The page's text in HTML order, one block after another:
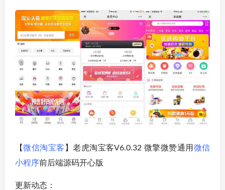
【微信淘宝客 】老虎淘宝客V6.0.32 微擎微赞通用 微信
小程序前后端源码开心版
更新动态：